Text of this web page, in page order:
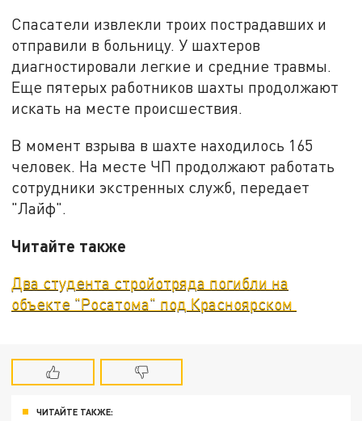
Спасатели извлекли троих пострадавших и
отправили в больницу. У шахтеров
диагностировали легкие и средние травмы.
Еще пятерых работников шахты продолжают
искать на месте происшествия.
В момент взрыва в шахте находилось 165
человек. На месте ЧП продолжают работать
сотрудники экстренных служб, передает
"Лайф".
Читайте также
Два студента стройотряда погибли на
объекте "Росатома" под Красноярском
ЧИТАЙТЕ ТАКЖЕ: